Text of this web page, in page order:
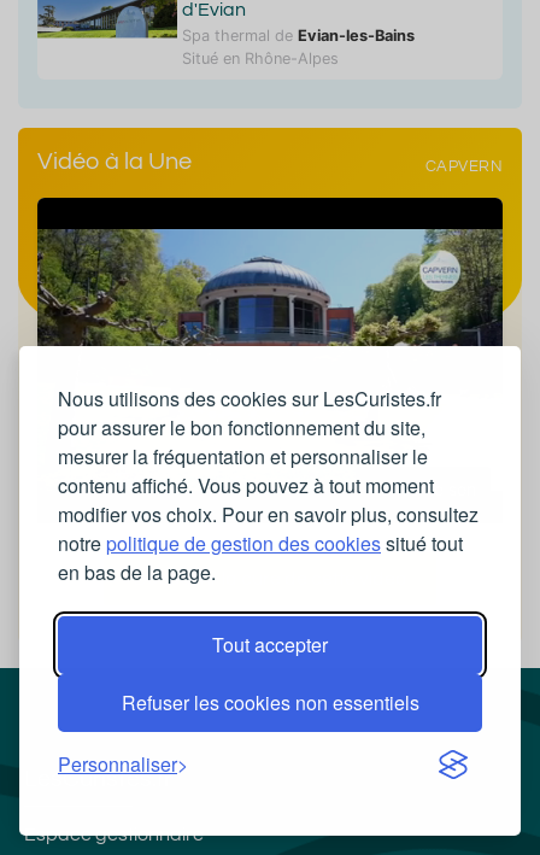
Nous utilisons des cookies sur LesCuristes.fr
pour assurer le bon fonctionnement du site,
mesurer la fréquentation et personnaliser le
contenu affiché. Vous pouvez à tout moment
modifier vos choix. Pour en savoir plus, consultez
notrepolitique de gestion des cookiessitué tout
en bas de la page.
Tout accepter
Refuser les cookies non essentiels
Personnaliser
d'Evian
Spa thermal de Evian-les-Bains
Situé en Rhône-Alpes
Vidéo à la Une CAPVERN
Activer le son
Découvrir la cure de cette video
LesCuristes.fr
Espace gestionnaire